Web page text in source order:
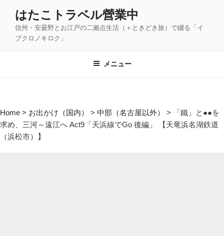
プ
はたこトラベル營業中
信州・安曇野とお江戸の二拠点生活（＋ときどき旅）で綴る「イ
ブクロノキロク」
メニュー
Home > お出かけ（国内） > 中部（名古屋以外） >
「鐵」と●●を
求め、三河～遠江へ Act9「天浜線でGo 後編」 【天竜浜名湖鉄道
（浜松市）】